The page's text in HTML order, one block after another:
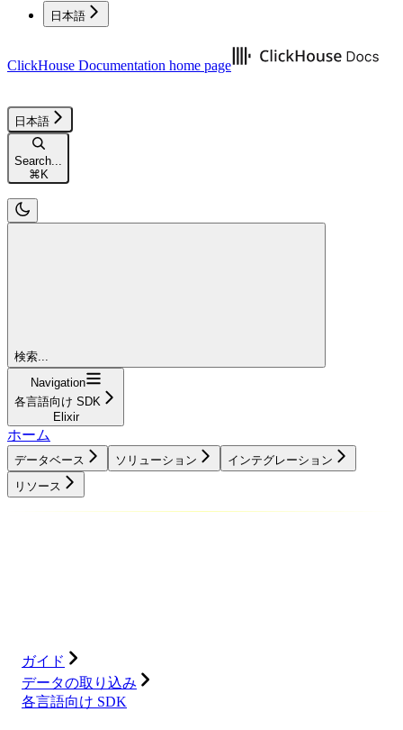
日本語
ClickHouse Documentation home page
日本語
Search...
⌘ K
検索...
Navigation
各言語向け SDK
Elixir
ホーム
データベース ソリューション
インテグレーション
リソース
ガイド
データの取り込み
各言語向け SDK